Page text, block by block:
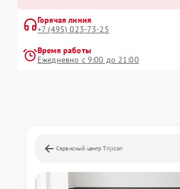
Горячая линия
+7 (495) 023-73-25
Время работы
Ежедневно с 9:00 до 21:00
Сервисный центр Trijicon